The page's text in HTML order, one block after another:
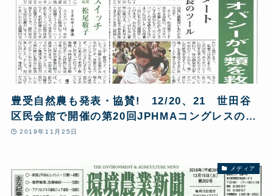
豊受自然農も発表・協賛! 12/20、21 世田谷
区民会館で開催の第20回JPHMAコングレスの記
事が環境農業新聞掲載!
2019年11月25日
メディア